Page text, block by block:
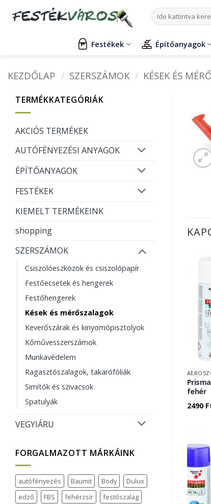
Keresés
a
Festékek Építőanyagok
KEZDŐLAP / SZERSZÁMOK / KÉSEK ÉS
TERMÉKKATEGÓRIÁK
AKCIÓS TERMÉKEK
AUTÓFÉNYEZÉSI ANYAGOK
ÉPÍTŐANYAGOK
FESTÉKEK
KIEMELT TERMÉKEINK
shopping
SZERSZÁMOK
Csiszolóeszközök és csiszolópapír
Festőecsetek és hengerek
Festőhengerek
Kések és mérőszalagok
Keverőszárak és kinyomópisztolyok
Kőművesszerszámok
Munkavédelem
Ragasztószalagok, takarófóliák
Simítók és szivacsok
Spatulyák
VEGYIÁRU
FORGALMAZOTT MÁRKÁINK
autófényezés Baumit Body
Dulux
edző
FBS fehérzsír
festőszalag
fehér
2490